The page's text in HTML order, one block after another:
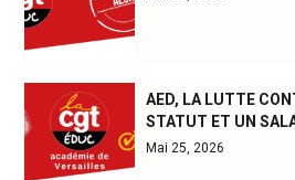
AED, LA LUTTE
STATUT ET UN
Mai 25, 2026